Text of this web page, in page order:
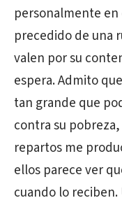
personalmente en
precedido de una
valen por su
espera. Admito
tan grande que
contra su
repartos me
ellos parece ver
cuando lo reciben.